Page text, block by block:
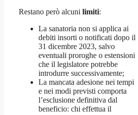
Restano però alcuni limiti:
La sanatoria non si applica ai
debiti insorti o notificati dopo il
31 dicembre 2023, salvo
eventuali proroghe o estensioni
che il legislatore potrebbe
introdurre successivamente;
La mancata adesione nei tempi
e nei modi previsti comporta
l’esclusione definitiva dal
beneficio: chi effettua il